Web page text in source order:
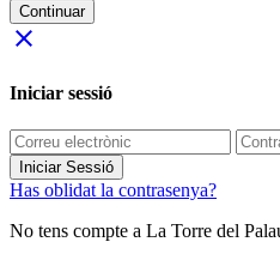
Continuar
close
Iniciar sessió
Iniciar Sessió
Has oblidat la contrasenya?
No tens compte a La Torre del